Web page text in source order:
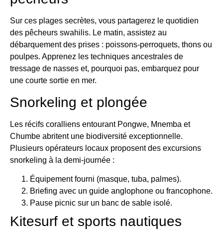
Sur ces plages secrètes, vous partagerez le quotidien
des pêcheurs swahilis. Le matin, assistez au
débarquement des prises : poissons-perroquets, thons ou
poulpes. Apprenez les techniques ancestrales de
tressage de nasses et, pourquoi pas, embarquez pour
une courte sortie en mer.
Snorkeling et plongée
Les récifs coralliens entourant Pongwe, Mnemba et
Chumbe abritent une biodiversité exceptionnelle.
Plusieurs opérateurs locaux proposent des excursions
snorkeling à la demi-journée :
Équipement fourni (masque, tuba, palmes).
Briefing avec un guide anglophone ou francophone.
Pause picnic sur un banc de sable isolé.
Kitesurf et sports nautiques